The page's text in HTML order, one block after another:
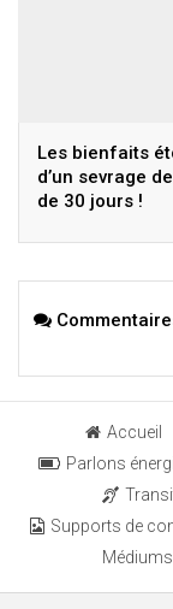
Les bienfaits
d’un sevrage
de 30 jours !
Accueil
Parlons
Supports de
Médiums